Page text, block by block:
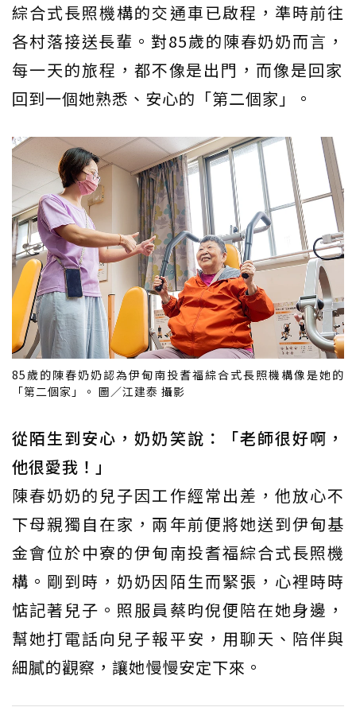
綜合式長照機構的交通車已啟程，準時前往
各村落接送長輩。對85歲的陳春奶奶而言，
每一天的旅程，都不像是出門，而像是回家――
回到一個她熟悉、安心的「第二個家」。
85歲的陳春奶奶認為伊甸南投耆福綜合式長照機構像是她的
「第二個家」。 圖／江建泰 攝影
從陌生到安心，奶奶笑說：「老師很好啊，
他很愛我！」
陳春奶奶的兒子因工作經常出差，他放心不
下母親獨自在家，兩年前便將她送到伊甸基
金會位於中寮的伊甸南投耆福綜合式長照機
構。剛到時，奶奶因陌生而緊張，心裡時時
惦記著兒子。照服員蔡昀倪便陪在她身邊，
幫她打電話向兒子報平安，用聊天、陪伴與
細膩的觀察，讓她慢慢安定下來。